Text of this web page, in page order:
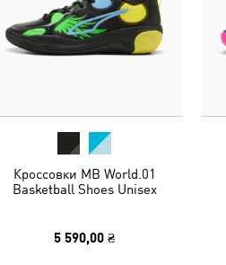
Кроссовки MB World.01
Basketball Shoes Unisex
5 590,00 ₴